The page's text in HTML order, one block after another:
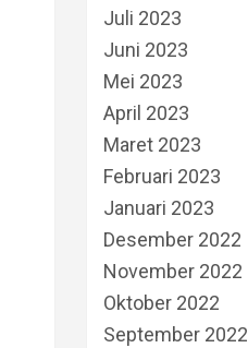
Juli 2023
Juni 2023
Mei 2023
April 2023
Maret 2023
Februari 2023
Januari 2023
Desember 2022
November 2022
Oktober 2022
September 2022